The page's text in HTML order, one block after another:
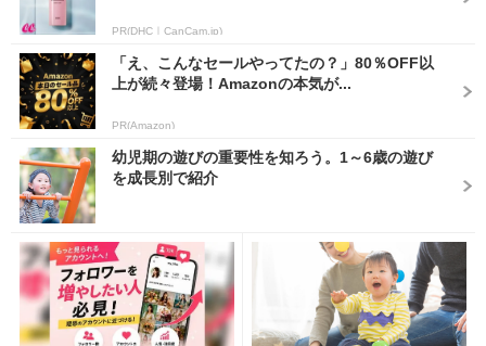
PR(DHC｜CanCam.jp)
「え、こんなセールやってたの？」80％OFF以
上が続々登場！Amazonの本気が...
PR(Amazon)
幼児期の遊びの重要性を知ろう。1～6歳の遊び
を成長別で紹介